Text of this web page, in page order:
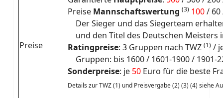
Preise
Preise Mannschaftswertung (3) 100/ 60
Der Sieger und das Siegerteam
und den Titel des Deutschen Meisters
Ratingpreise: 3 Gruppen nach TWZ(1) /
Gruppen: bis 1600 / 1601-1900 /
Sonderpreise: je 50 Euro für die beste
Details zur TWZ (1) und Preisvergabe (2) (3) (4) siehe